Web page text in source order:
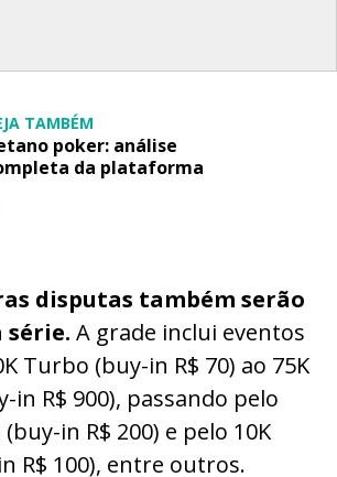
TAMBÉM
poker: análise
da plataforma
disputas também serão
A grade inclui eventos
Turbo (buy-in R$ 70) ao 75K
in R$ 900), passando pelo
in R$ 200) e pelo 10K
R$ 100), entre outros.